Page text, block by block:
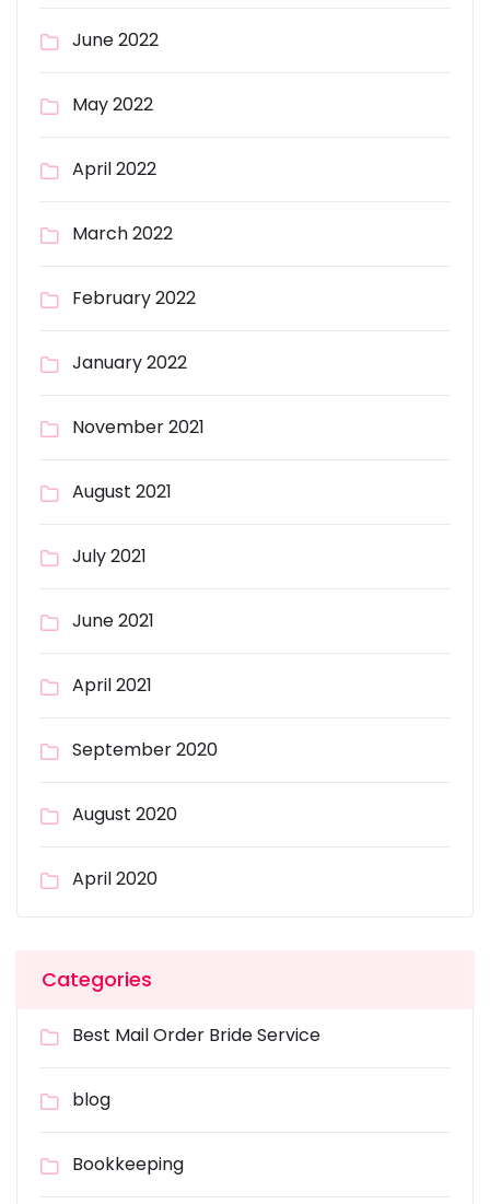
June 2022
May 2022
April 2022
March 2022
February 2022
January 2022
November 2021
August 2021
July 2021
June 2021
April 2021
September 2020
August 2020
April 2020
Categories
Best Mail Order Bride Service
blog
Bookkeeping